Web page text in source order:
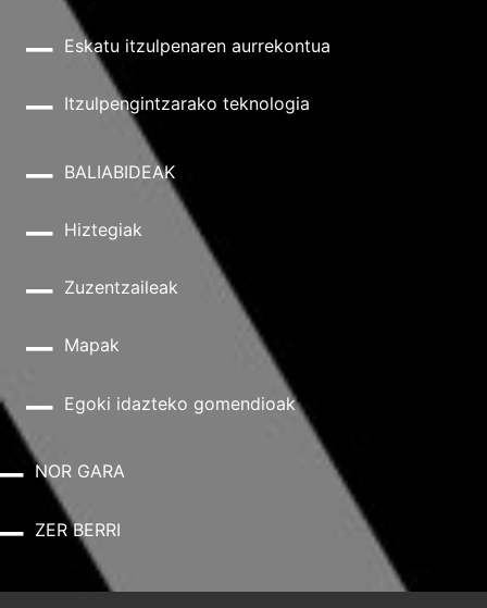
Eskatu itzulpenaren aurrekontua
Itzulpengintzarako teknologia
BALIABIDEAK
Hiztegiak
Zuzentzaileak
Mapak
Egoki idazteko gomendioak
NOR GARA
ZER BERRI